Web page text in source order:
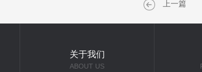
上一篇
关于我们
ABOUT US